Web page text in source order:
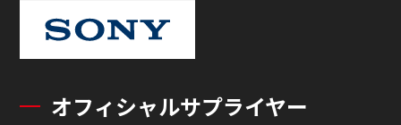
オフィシャルサプライヤー